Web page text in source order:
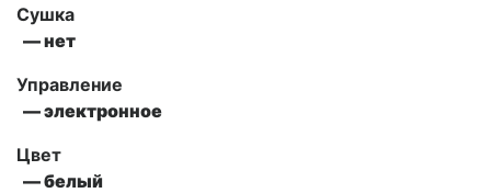
Сушка
— нет
Управление
— электронное
Цвет
— белый